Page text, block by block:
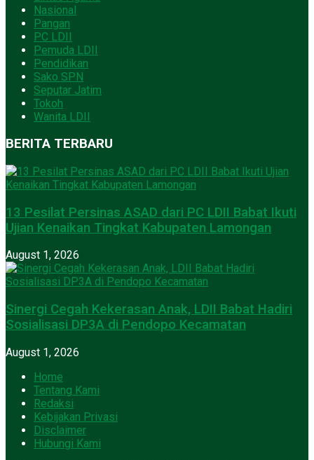
Nasional
Pangan
PC LDII
Pemuda LDII
Pendidikan
Sako SPN
Seputar Jatim
Tokoh
Wanita LDII
BERITA TERBARU
13 Pesilat Persinas ASAD dari PC LDII Babat Ikuti
Ujian Kenaikan Tingkat Kabupaten Lamongan
August 1, 2026
Sinergi Cegah Kekerasan Anak, LDII Babat Hadiri
Sosialisasi DP3A di Pendopo Kecamatan
August 1, 2026
Home
Tentang Kami
Redaksi
Kebijakan Privasi
Disclaimer
Hubungi Kami